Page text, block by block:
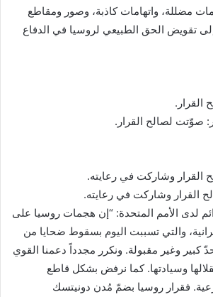
مضللة، واتهامات كاذبة، وصور ومقاطع
تقويض الحق الطبيعي لروسيا في الدفاع
لدى الأمم المتحدة: “إن هجمات روسيا على
والتي تسببت اليوم بسقوط ضحايا من
كبير وغير مقبولة. ونكرر مجدداً دعمنا القوي
وسيادتها. كما نرفض بشكل قاطع
فقرار روسيا بضمّ مُدن دونيتسك